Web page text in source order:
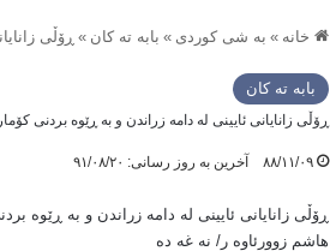
خانه » به شی کوردی » بابه ته كان » ڕۆڵی
بابه ته كان
ڕۆڵی زانایانی ئایینی له دامه زراندن و به ڕێوه بردنی
۸۸/۱۱/۰۹ آخرین به روز رسانی: ۹۱/۰۸/۲۰
ڕۆڵی زانایانی ئایینی له دامه زراندن و به ڕێوه
هاشم زوورئاوه ر / نه غه ده